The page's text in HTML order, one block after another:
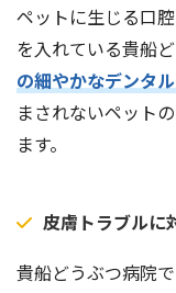
ペットに生じる口
を入れている貴船
の細やかなデンタ
まされないペット
ます。
皮膚トラブルに
貴船どうぶつ病院